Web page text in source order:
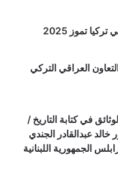
تموز 2025
العراقي التركي
في كتابة التاريخ /
خالد عبدالقادر الجندي
الجمهورية اللبنانية